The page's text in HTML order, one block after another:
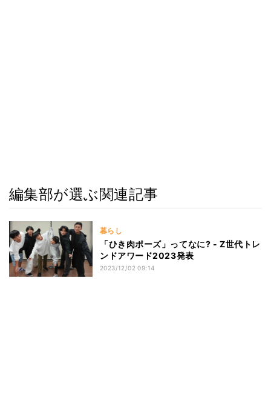
編集部が選ぶ関連記事
暮らし
「ひき肉ポーズ」ってなに? - Z世代トレ
ンドアワード2023発表
2023/12/02 09:14